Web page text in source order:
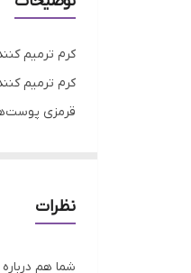
کرم ترمیم
قرمزی
ویژگی های
ترمیم
نظرات
شما هم